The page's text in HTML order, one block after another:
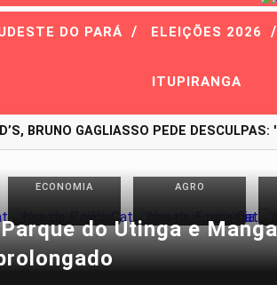
DO PARÁ / ELEIÇÕES 2026 /
ITUPIRANGA
BRUNO GAGLIASSO PEDE DESCULPAS:
ECONOMIA AGRO
do Utinga e